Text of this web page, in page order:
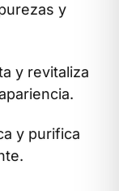
y
y revitaliza
y purifica